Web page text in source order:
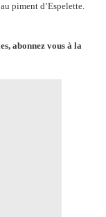
piment d’Espelette.
abonnez vous à la